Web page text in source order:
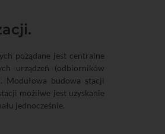
pożądane jest centralne
urządzeń (odbiorników
Modułowa budowa stacji
możliwe jest uzyskanie
jednocześnie.